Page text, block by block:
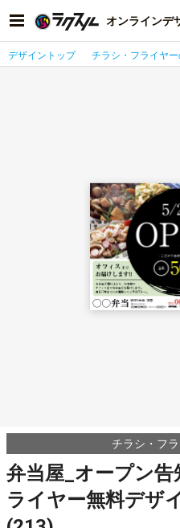
オンラインデ
デザイントップ チラシ・フライヤ
チラシ・フ
弁当屋_オープン
ライヤー無料デザ